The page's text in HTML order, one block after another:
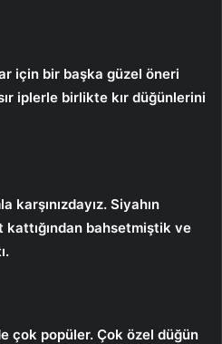
için bir başka güzel öneri
iplerle birlikte kır düğünlerini
karşınızdayız. Siyahın
bahsetmiştik ve
çok popüler. Çok özel düğün